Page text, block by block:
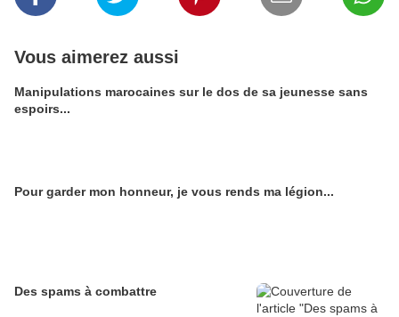
Vous aimerez aussi
Manipulations marocaines sur le dos de sa jeunesse sans
espoirs...
Pour garder mon honneur, je vous rends ma légion...
Des spams à combattre